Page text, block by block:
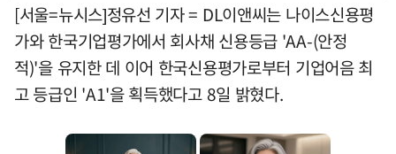
[서울=뉴시스]정유선 기자 = DL이앤씨는 나이스신용평
가와 한국기업평가에서 회사채 신용등급 'AA-(안정
적)'을 유지한 데 이어 한국신용평가로부터 기업어음 최
고 등급인 'A1'을 획득했다고 8일 밝혔다.